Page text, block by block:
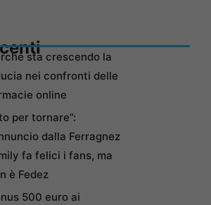
sta crescendo la
nei confronti delle
online
per tornare”:
dalla Ferragnez
fa felici i fans, ma
è Fedez
500 euro ai